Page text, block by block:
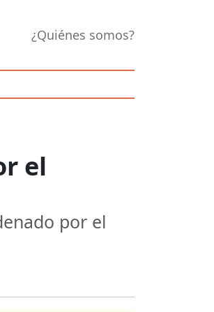
¿Quiénes somos?
el
por el